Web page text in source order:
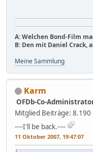
A: Welchen Bond-Film
B: Den mit Daniel Crack,
Meine Sammlung
Karm
OFDb-Co-
Mitglied Beiträge: 8.190
----I'll be back.----
11 Oktober 2007, 19:47:07